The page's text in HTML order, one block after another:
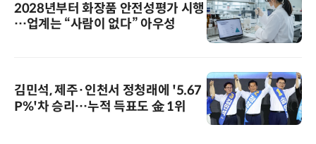
2028년부터 화장품 안전성평가 시행
…업계는 “사람이 없다” 아우성
김민석, 제주·인천서 정청래에 '5.67
P%'차 승리…누적 득표도 金 1위